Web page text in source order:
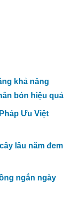
khả năng
bón hiệu quả
Ưu Việt
lâu năm đem
ngắn ngày